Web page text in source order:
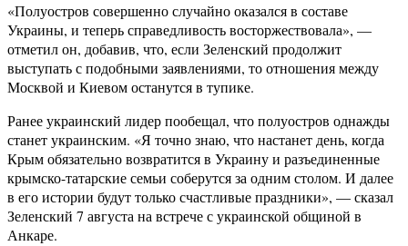
«Полуостров совершенно случайно оказался в составе
Украины, и теперь справедливость восторжествовала», —
отметил он, добавив, что, если Зеленский продолжит
выступать с подобными заявлениями, то отношения между
Москвой и Киевом останутся в тупике.
Ранее украинский лидер пообещал, что полуостров однажды
станет украинским. «Я точно знаю, что настанет день, когда
Крым обязательно возвратится в Украину и разъединенные
крымско-татарские семьи соберутся за одним столом. И далее
в его истории будут только счастливые праздники», — сказал
Зеленский 7 августа на встрече с украинской общиной в
Анкаре.